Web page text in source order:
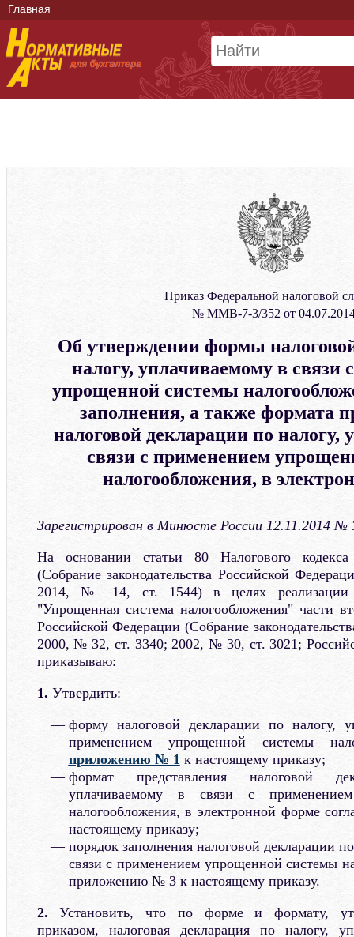
Главная
Приказ Федеральной налоговой
№ ММВ-7-3/352 от
Об утверждении формы
налогу, уплачиваемому в связи
упрощенной системы
заполнения, а также формата
налоговой декларации по налогу,
связи с применением
налогообложения, в
Зарегистрирован в Минюсте России 12.11.2014 №
На основании статьи 80 Налогового
(Собрание законодательства Российской
2014, № 14, ст. 1544) в целях реализации
"Упрощенная система налогообложения" части
Российской Федерации (Собрание
2000, № 32, ст. 3340; 2002, № 30, ст. 3021;
приказываю:
1. Утвердить:
форму налоговой декларации по налогу,
применением упрощенной системы
приложению № 1 к настоящему приказу;
формат представления налоговой
уплачиваемому в связи с
налогообложения, в электронной форме
настоящему приказу;
порядок заполнения налоговой декларации
связи с применением упрощенной системы
приложению № 3 к настоящему приказу.
2. Установить, что по форме и формату,
приказом, налоговая декларация по налогу,